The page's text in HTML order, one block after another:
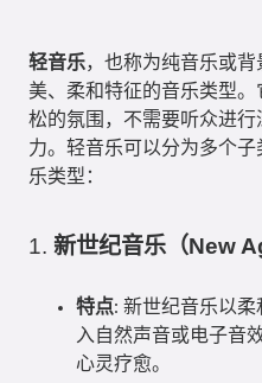
轻音乐，也称为纯音乐或
美、柔和特征的音乐类型
松的氛围，不需要听众进
力。轻音乐可以分为多个
乐类型：
1. 新世纪音乐（New
特点: 新世纪音乐以
入自然声音或电子音
心灵疗愈。